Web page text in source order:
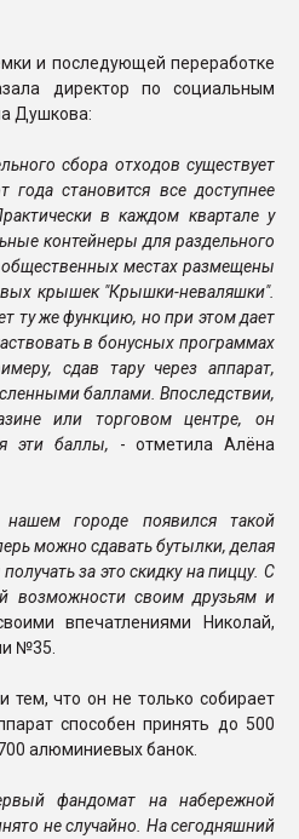
и последующей переработке
директор по социальным
Душкова:
сбора отходов существует
года становится все доступнее
в каждом квартале у
контейнеры для раздельного
местах размещены
крышек "Крышки-неваляшки".
ту же функцию, но при этом дает
в бонусных программах
сдав тару через аппарат,
баллами. Впоследствии,
или торговом центре, он
эти баллы, - отметила Алёна
городе появился такой
можно сдавать бутылки, делая
за это скидку на пиццу. С
возможности своим друзьям и
впечатлениями Николай,
№35.
что он не только собирает
способен принять до 500
алюминиевых банок.
фандомат на набережной
не случайно. На сегодняшний